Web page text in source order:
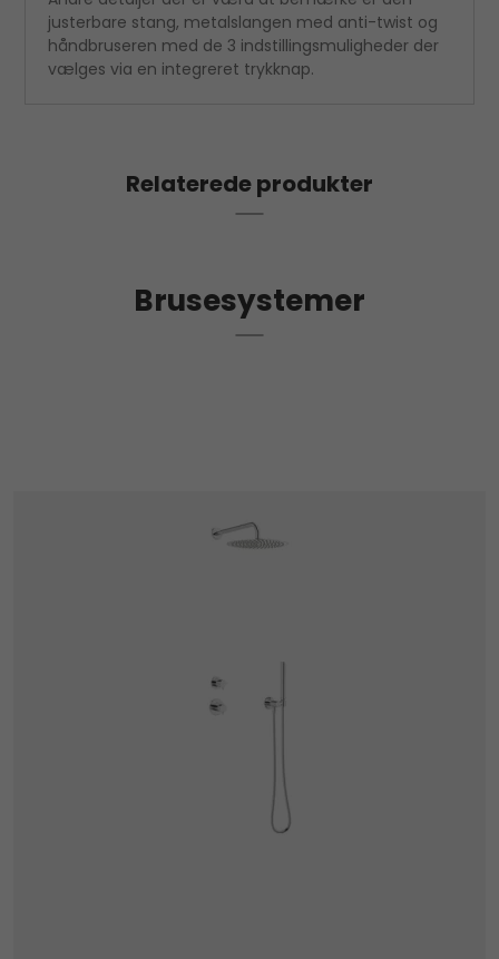
justerbare stang, metalslangen med anti-twist og
håndbruseren med de 3 indstillingsmuligheder der
vælges via en integreret trykknap.
Relaterede produkter
Brusesystemer